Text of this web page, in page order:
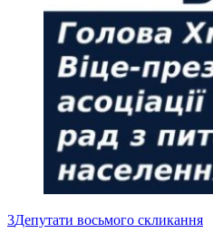
3Депутати восьмого скликання